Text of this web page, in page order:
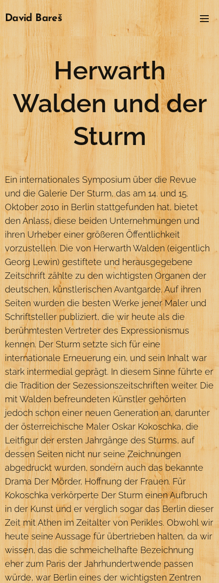
David Bareš
Herwarth
Walden und der
Sturm
Ein internationales Symposium über die Revue
und die Galerie Der Sturm, das am 14. und 15.
Oktober 2010 in Berlin stattgefunden hat, bietet
den Anlass, diese beiden Unternehmungen und
ihren Urheber einer größeren Öffentlichkeit
vorzustellen. Die von Herwarth Walden (eigentlich
Georg Lewin) gestiftete und herausgegebene
Zeitschrift zählte zu den wichtigsten Organen der
deutschen, künstlerischen Avantgarde. Auf ihren
Seiten wurden die besten Werke jener Maler und
Schriftsteller publiziert, die wir heute als die
berühmtesten Vertreter des Expressionismus
kennen. Der Sturm setzte sich für eine
internationale Erneuerung ein, und sein Inhalt war
stark intermedial geprägt. In diesem Sinne führte er
die Tradition der Sezessionszeitschriften weiter. Die
mit Walden befreundeten Künstler gehörten
jedoch schon einer neuen Generation an, darunter
der österreichische Maler Oskar Kokoschka, die
Leitfigur der ersten Jahrgänge des Sturms, auf
dessen Seiten nicht nur seine Zeichnungen
abgedruckt wurden, sondern auch das bekannte
Drama Der Mörder, Hoffnung der Frauen. Für
Kokoschka verkörperte Der Sturm einen Aufbruch
in der Kunst und er verglich sogar das Berlin dieser
Zeit mit Athen im Zeitalter von Perikles. Obwohl wir
heute seine Aussage für übertrieben halten, da wir
wissen, das die schmeichelhafte Bezeichnung
eher zum Paris der Jahrhundertwende passen
würde, war Berlin eines der wichtigsten Zentren